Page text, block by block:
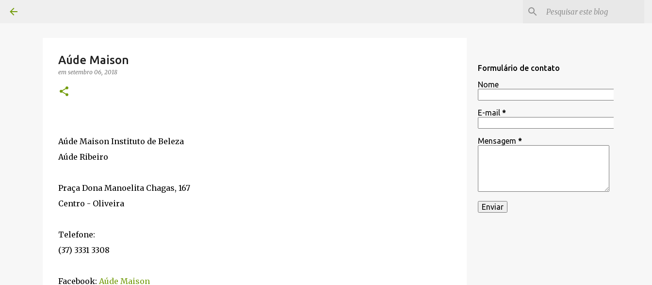
Aúde Maison
em setembro 06, 2018
Aúde Maison Instituto de Beleza
Aúde Ribeiro
Praça Dona Manoelita Chagas, 167
Centro - Oliveira
Telefone:
(37) 3331 3308
Facebook: Aúde Maison
Formulário de contato
Nome
E-mail *
Mensagem *